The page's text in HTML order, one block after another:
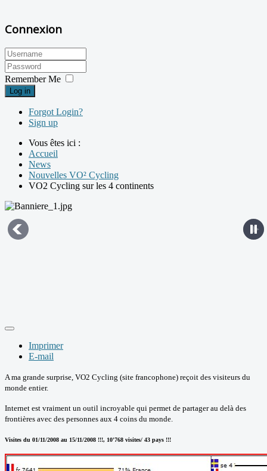
Connexion
Remember Me
Log in
Forgot Login?
Sign up
Vous êtes ici :
Accueil
News
Nouvelles VO² Cycling
VO2 Cycling sur les 4 continents
Imprimer
E-mail
A ma grande surprise, VO2 Cycling (site francophone) reçoit des visiteurs du
monde entier.
Internet est vraiment un outil incroyable qui permet de partager au delà des
frontières avec des personnes aux 4 coins du monde.
Visites du 01/11/2008 au 15/11/2008 !!!, 10'768 visites/ 43 pays !!!